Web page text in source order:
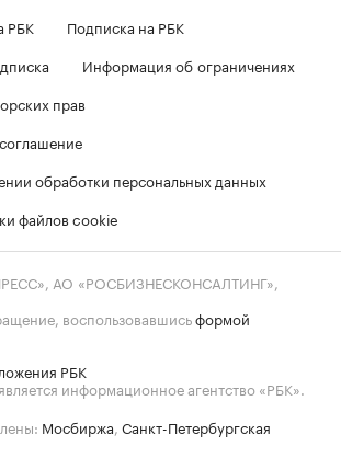
РБК
Подписка на РБК
Информация об ограничениях
прав
обработки персональных данных
файлов cookie
АО «РОСБИЗНЕСКОНСАЛТИНГ»,
воспользовавшисьформой
РБК
информационное агентство «РБК».
Мосбиржа Санкт-Петербургская